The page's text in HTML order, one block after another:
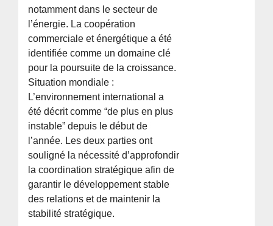
notamment dans le secteur de
l’énergie. La coopération
commerciale et énergétique a été
identifiée comme un domaine clé
pour la poursuite de la croissance.
Situation mondiale :
L’environnement international a
été décrit comme “de plus en plus
instable” depuis le début de
l’année. Les deux parties ont
souligné la nécessité d’approfondir
la coordination stratégique afin de
garantir le développement stable
des relations et de maintenir la
stabilité stratégique.